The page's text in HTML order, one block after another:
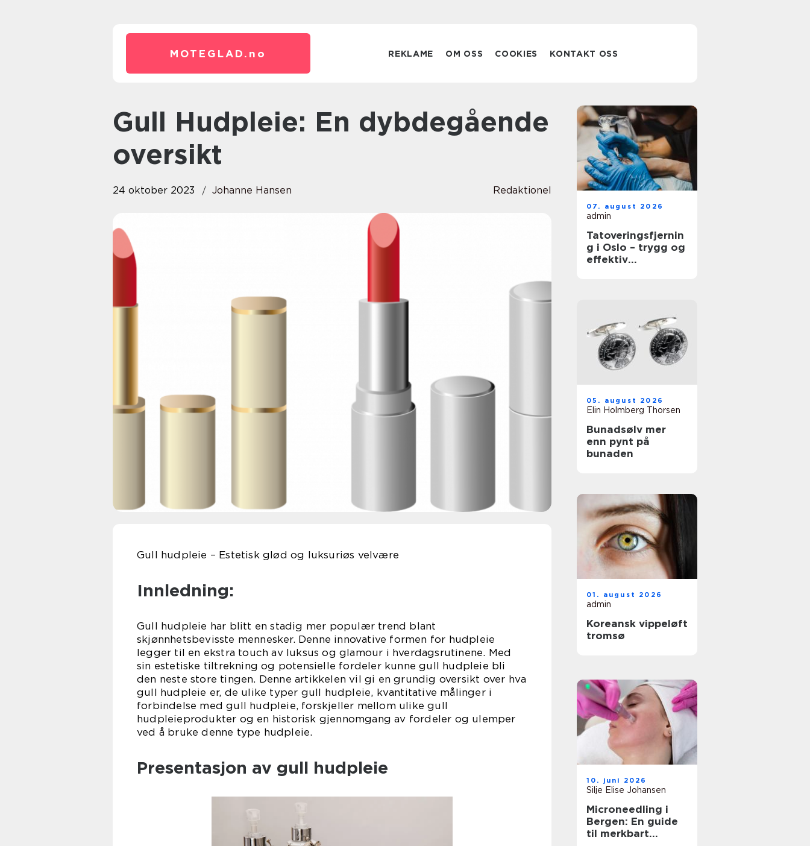
MOTEGLAD. no REKLAME OM OSS COOKIES KONTAKT OSS
Gull Hudpleie: En dybdegående
oversikt
24 oktober 2023 Johanne Hansen Redaktionel
Gull hudpleie – Estetisk glød og luksuriøs velvære
Innledning:
Gull hudpleie har blitt en stadig mer populær trend blant
skjønnhetsbevisste mennesker. Denne innovative formen for hudpleie
legger til en ekstra touch av luksus og glamour i hverdagsrutinene. Med
sin estetiske tiltrekning og potensielle fordeler kunne gull hudpleie bli
den neste store tingen. Denne artikkelen vil gi en grundig oversikt over hva
gull hudpleie er, de ulike typer gull hudpleie, kvantitative målinger i
forbindelse med gull hudpleie, forskjeller mellom ulike gull
hudpleieprodukter og en historisk gjennomgang av fordeler og ulemper
ved å bruke denne type hudpleie.
Presentasjon av gull hudpleie
07. august 2026
admin
Tatoveringsfjernin
g i Oslo – trygg og
effektiv
05. august 2026
Elin Holmberg Thorsen
Bunadsølv mer
enn pynt på
bunaden
01. august 2026
admin
Koreansk vippeløft
tromsø
10. juni 2026
Silje Elise Johansen
Microneedling i
Bergen: En guide
til merkbart